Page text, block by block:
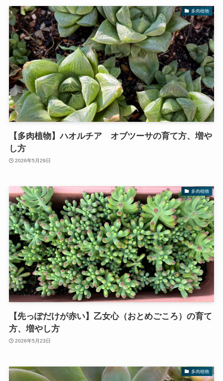
多肉植物
【多肉植物】ハオルチア オブツーサの育て方、増や
し方
2026年5月29日
多肉植物
【先っぽだけが赤い】乙女心（おとめごころ）の育て
方、増やし方
2026年5月23日
多肉植物